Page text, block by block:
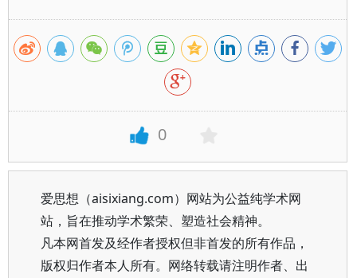
0
爱思想（aisixiang.com）网站为公益纯学术网
站，旨在推动学术繁荣、塑造社会精神。
凡本网首发及经作者授权但非首发的所有作品，
版权归作者本人所有。网络转载请注明作者、出